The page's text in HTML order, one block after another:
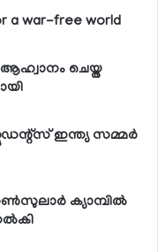
a war-free world
ആഹ്വാനം ചെയ്ത
ഇന്ത്യ സമ്മര്‍
ക്യാമ്പില്‍